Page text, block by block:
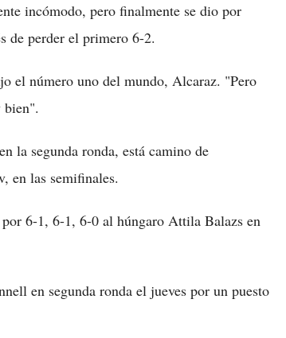
incómodo, pero finalmente se dio por
de perder el primero 6-2.
el número uno del mundo, Alcaraz. "Pero
bien".
la segunda ronda, está camino de
en las semifinales.
6-1, 6-1, 6-0 al húngaro Attila Balazs en
en segunda ronda el jueves por un puesto